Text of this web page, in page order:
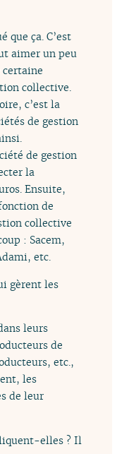
que ça. C’est
aimer un peu
certaine
collective.
c’est la
de gestion
de gestion
la
Ensuite,
de
collective
: Sacem,
etc.
gèrent les
leurs
de
etc.,
les
de leur
elles ? Il